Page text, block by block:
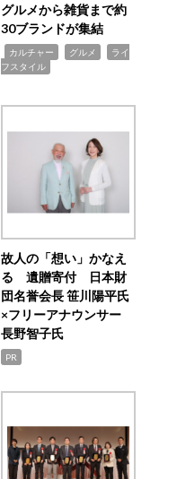
グルメから雑貨まで約
30ブランドが集結
カルチャー グルメ
ライ
フスタイル
故人の「想い」かなえ
る 遺贈寄付 日本財
団名誉会長 笹川陽平氏
×フリーアナウンサー
長野智子氏
PR